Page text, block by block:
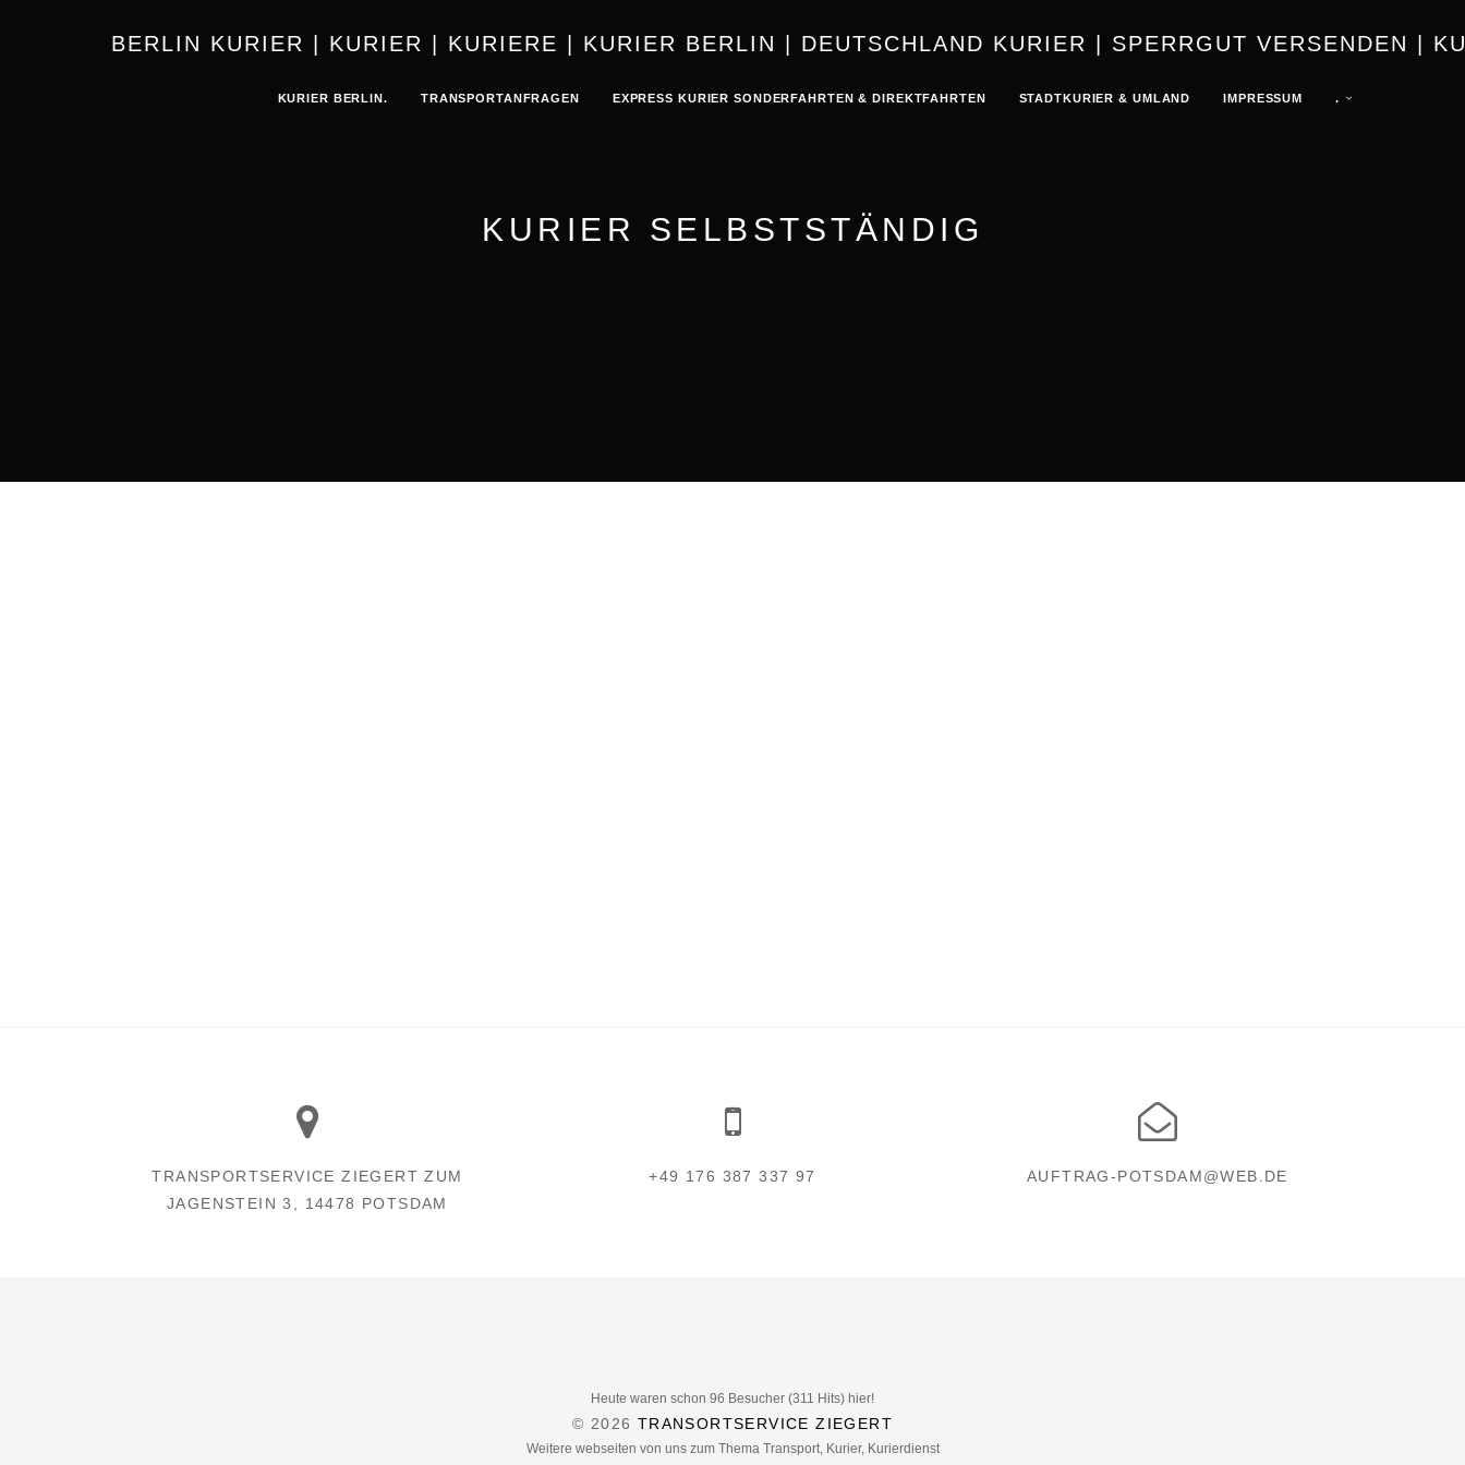
BERLIN KURIER | KURIER |
KURIER BERLIN. TRANSPORTANFRAGEN EXPRESS KURIER SONDERFAHRTEN & DIREKTFAHRTEN STADTKURIER & UMLAND IMPRESSUM .
KURIER SELBSTSTÄNDIG
TRANSPORTSERVICE ZIEGERT ZUM
JAGENSTEIN 3, 14478 POTSDAM
+49 176 387 337 97 AUFTRAG-POTSDAM@WEB.DE
Heute waren schon 96 Besucher (311 Hits) hier!
© 2026 TRANSORTSERVICE ZIEGERT
Weitere webseiten von uns zum Thema Transport, Kurier, Kurierdienst